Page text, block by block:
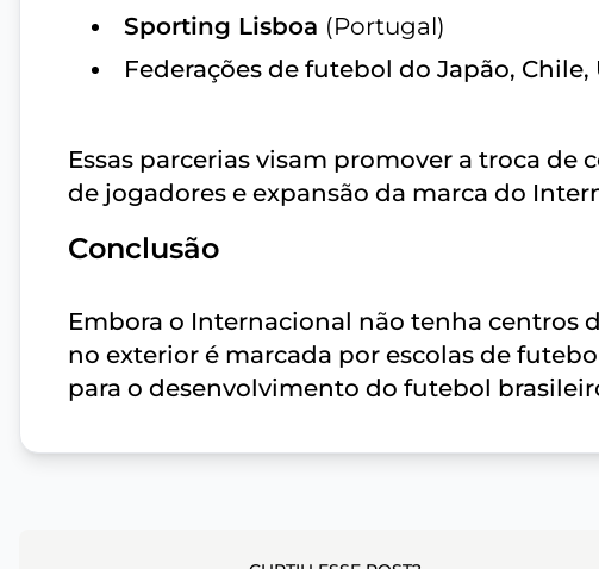
Sporting Lisboa (Portugal)
Federações de futebol do Japão,
Essas parcerias visam promover a troca
de jogadores e expansão da marca do
Conclusão
Embora o Internacional não tenha centros
no exterior é marcada por escolas de
para o desenvolvimento do futebol